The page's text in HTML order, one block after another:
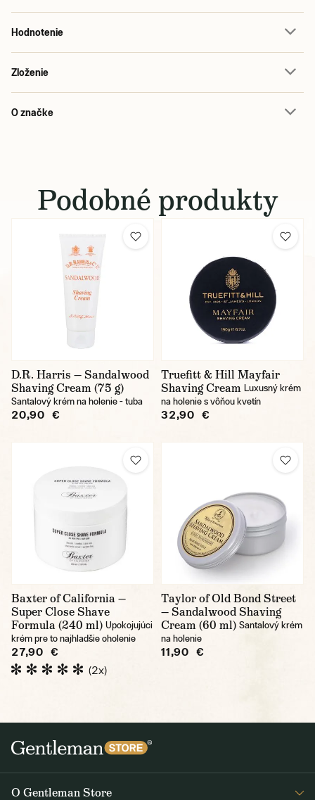
Hodnotenie
Zloženie
O značke
Podobné produkty
D.R. Harris — Sandalwood
Shaving Cream (75 g)
Santalový krém na holenie - tuba
20,90 €
Truefitt & Hill Mayfair
Shaving Cream Luxusný krém
na holenie s vôňou kvetín
32,90 €
Baxter of California —
Super Close Shave
Formula (240 ml) Upokojujúci
krém pre to najhladšie oholenie
27,90 €
(2x)
Taylor of Old Bond Street
— Sandalwood Shaving
Cream (60 ml) Santalový krém
na holenie
11,90 €
O Gentleman Store